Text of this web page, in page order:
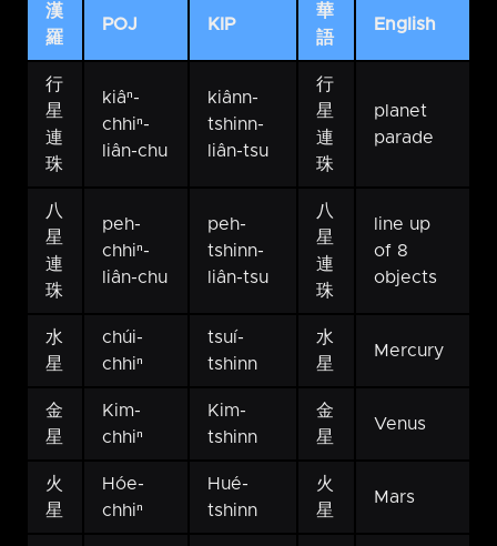
漢
羅
POJ KIP
華
語
English
行
星
連
珠
kiâⁿ-
chhiⁿ-
liân-chu
kiânn-
tshinn-
liân-tsu
行
星
連
珠
planet
parade
八
星
連
珠
peh-
chhiⁿ-
liân-chu
peh-
tshinn-
liân-tsu
八
星
連
珠
line up
of 8
objects
水
星
chúi-
chhiⁿ
tsuí-
tshinn
水
星
Mercury
金
星
Kim-
chhiⁿ
Kim-
tshinn
金
星
Venus
火
星
Hóe-
chhiⁿ
Hué-
tshinn
火
星
Mars